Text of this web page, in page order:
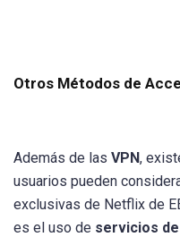
Otros Métodos de
Además de las VPN,
usuarios pueden
exclusivas de Netflix de
es el uso de servicios